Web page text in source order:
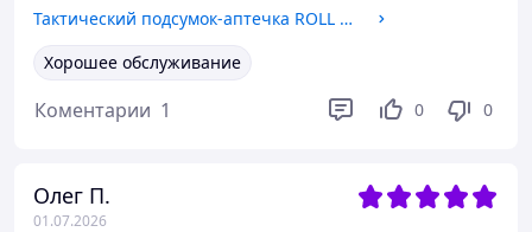
Тактический подсумок-аптечка ROLL Gen1, Multicam USA, раскладной, совместим с MOLLE для медицины
Хорошее обслуживание
Коментарии 1 0 0
Олег П.
01.07.2026